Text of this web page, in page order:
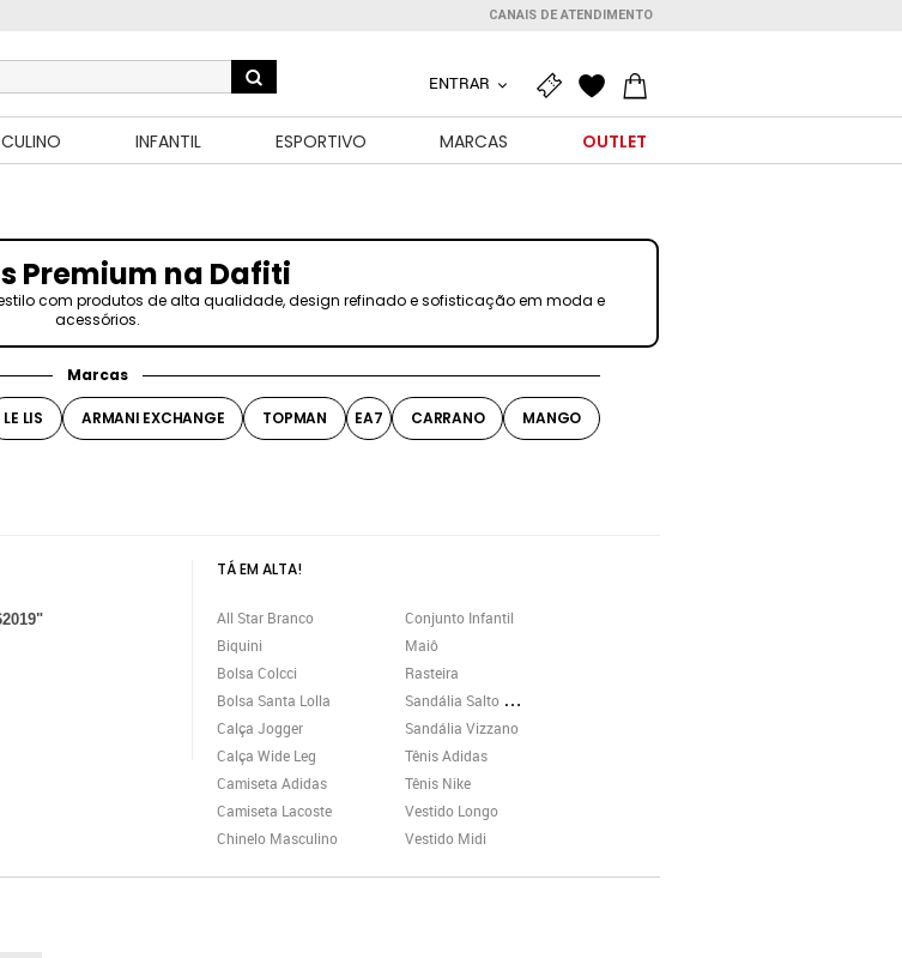
CANAIS DE ATENDIMENTO
ENTRAR
INFANTIL ESPORTIVO MARCAS OUTLET
Premium na Dafiti
com produtos de alta qualidade, design refinado e sofisticação em moda e
acessórios.
Marcas
LE LIS ARMANI EXCHANGE TOPMAN EA7 CARRANO MANGO
TÁ EM ALTA!
All Star Branco
Biquini
Bolsa Colcci
Bolsa Santa Lolla
Calça Jogger
Calça Wide Leg
Camiseta Adidas
Camiseta Lacoste
Chinelo Masculino
Conjunto Infantil
Maiô
Rasteira
Sandália Salto Grosso
Sandália Vizzano
Tênis Adidas
Tênis Nike
Vestido Longo
Vestido Midi